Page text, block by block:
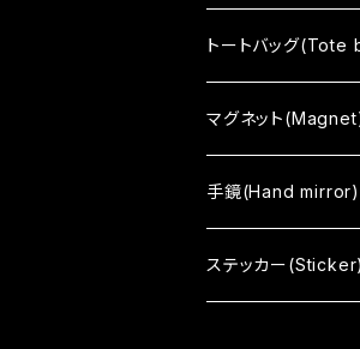
まちむすめ
tone
color
vino
トートバッグ(Tote
black
white
まちむすめ
マグネット
手鏡(Hand mirror)
ステッカー(Sticker)